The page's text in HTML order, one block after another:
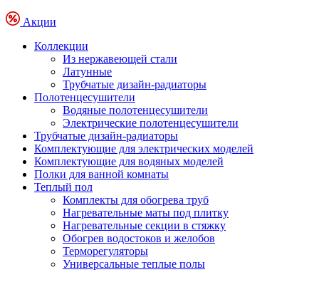
Акции
Коллекции
Из нержавеющей стали
Латунные
Трубчатые дизайн-радиаторы
Полотенцесушители
Водяные полотенцесушители
Электрические полотенцесушители
Трубчатые дизайн-радиаторы
Комплектующие для электрических моделей
Комплектующие для водяных моделей
Полки для ванной комнаты
Теплый пол
Комплекты для обогрева труб
Нагревательные маты под плитку
Нагревательные секции в стяжку
Обогрев водостоков и желобов
Терморегуляторы
Универсальные теплые полы